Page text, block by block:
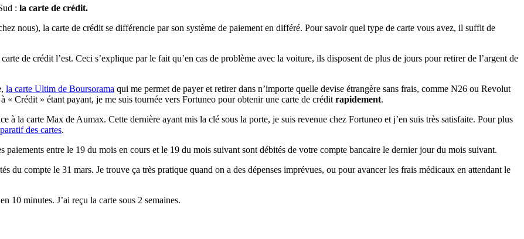
: la carte de crédit.
nous), la carte de crédit se différencie par son système de paiement en différé. Pour savoir quel type de carte vous avez, il suffit de
de crédit l’est. Ceci s’explique par le fait qu’en cas de problème avec la voiture, ils disposent de plus de jours pour retirer de l’argent de
la carte Ultim de Boursorama qui me permet de payer et retirer dans n’importe quelle devise étrangère sans frais, comme N26 ou Revolut
Crédit » étant payant, je me suis tournée vers Fortuneo pour obtenir une carte de crédit rapidement.
à la carte Max de Aumax. Cette dernière ayant mis la clé sous la porte, je suis revenue chez Fortuneo et j’en suis très satisfaite. Pour plus
des cartes.
entre le 19 du mois en cours et le 19 du mois suivant sont débités de votre compte bancaire le dernier jour du mois suivant.
du compte le 31 mars. Je trouve ça très pratique quand on a des dépenses imprévues, ou pour avancer les frais médicaux en attendant le
en 10 minutes. J’ai reçu la carte sous 2 semaines.